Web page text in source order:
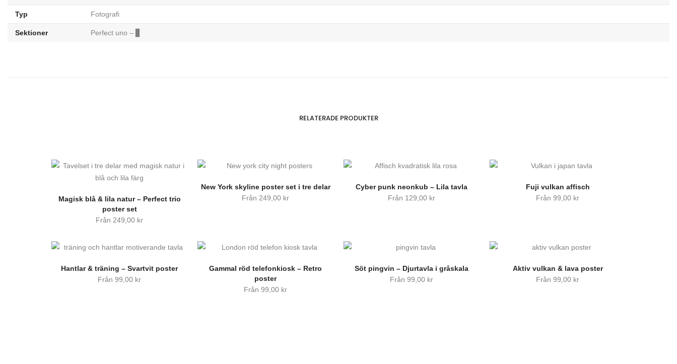
Typ Fotografi
Sektioner Perfect uno – ▊
RELATERADE PRODUKTER
Magisk blå & lila natur – Perfect trio
poster set
Från 249,00 kr
New York skyline poster set i tre delar
Från 249,00 kr
Cyber punk neonkub – Lila tavla
Från 129,00 kr
Fuji vulkan affisch
Från 99,00 kr
Hantlar & träning – Svartvit poster
Från 99,00 kr
Gammal röd telefonkiosk – Retro
poster
Från 99,00 kr
Söt pingvin – Djurtavla i gråskala
Från 99,00 kr
Aktiv vulkan & lava poster
Från 99,00 kr